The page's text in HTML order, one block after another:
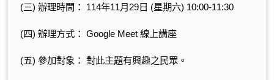
(三) 辦理時間： 114年11月 29日 (星期六) 10:00-11:30
(四) 辦理方式： Google Meet 線上講座
(五) 參加對象： 對此主題有興趣之民眾。